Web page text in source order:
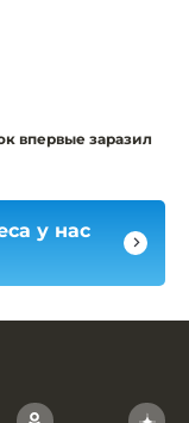
впервые заразил
у нас